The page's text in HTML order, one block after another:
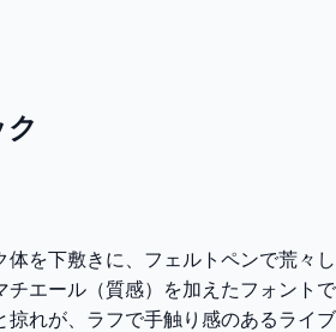
体を下敷きに、フェルトペンで荒々し
チエール（質感）を加えたフォントで
掠れが、ラフで手触り感のあるライブ